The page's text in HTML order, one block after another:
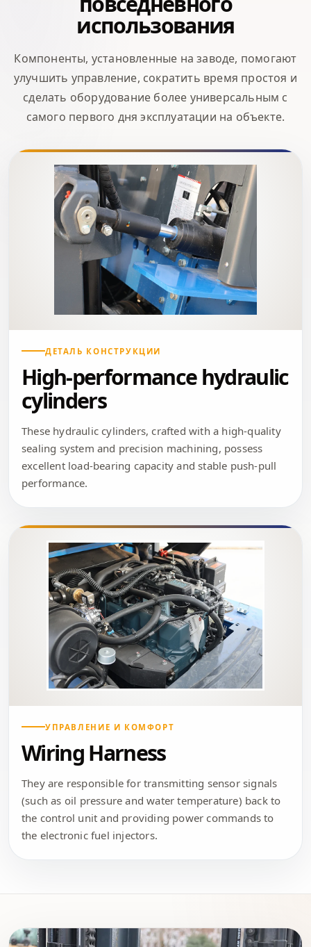
использования
Компоненты, установленные на заводе, помогают
улучшить управление, сократить время простоя и
сделать оборудование более универсальным с
самого первого дня эксплуатации на объекте.
ДЕТАЛЬ КОНСТРУКЦИИ
High-performance hydraulic
cylinders
These hydraulic cylinders, crafted with a high-quality
sealing system and precision machining, possess
excellent load-bearing capacity and stable push-pull
performance.
УПРАВЛЕНИЕ И КОМФОРТ
Wiring Harness
They are responsible for transmitting sensor signals
(such as oil pressure and water temperature) back to
the control unit and providing power commands to
the electronic fuel injectors.